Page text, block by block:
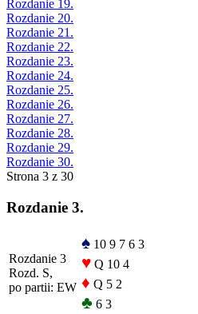
Rozdanie 19.
Rozdanie 20.
Rozdanie 21.
Rozdanie 22.
Rozdanie 23.
Rozdanie 24.
Rozdanie 25.
Rozdanie 26.
Rozdanie 27.
Rozdanie 28.
Rozdanie 29.
Rozdanie 30.
Strona 3 z 30
Rozdanie 3.
Rozdanie 3
Rozd. S,
po partii: EW
♠ 10 9 7 6 3
♥ Q 10 4
♦ Q 5 2
♣ 6 3